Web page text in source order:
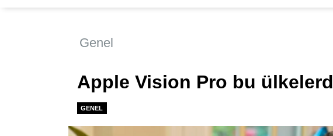
Genel
Apple Vision Pro bu
GENEL